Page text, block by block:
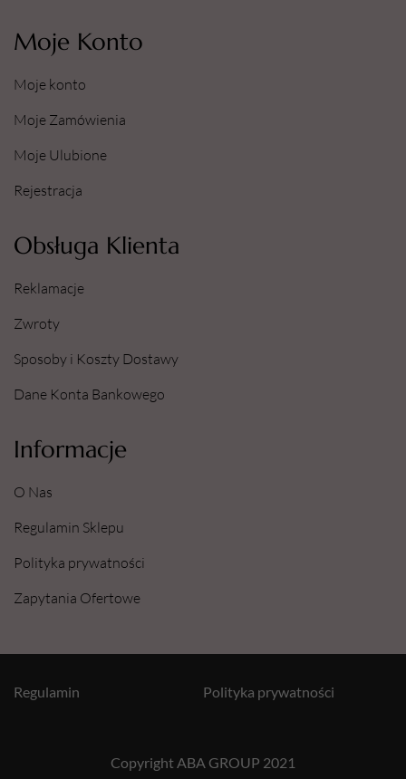
Moje Konto
Moje konto
Moje Zamówienia
Moje Ulubione
Rejestracja
Obsługa Klienta
Reklamacje
Zwroty
Sposoby i Koszty Dostawy
Dane Konta Bankowego
Informacje
O Nas
Regulamin Sklepu
Polityka prywatności
Zapytania Ofertowe
Copyright ABA GROUP 2021
Polityka prywatności
Regulamin